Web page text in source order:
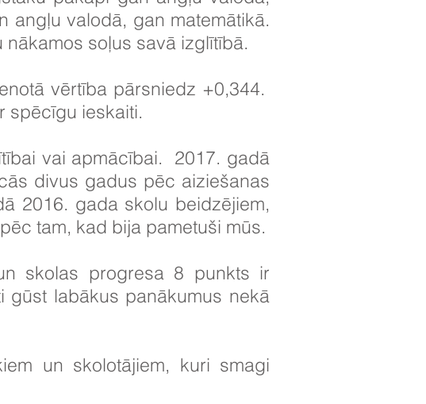
angļu valodā, gan matemātikā.
soļus savā izglītībā.
vērtība pārsniedz +0,344.
spēcīgu ieskaiti.
vai apmācībai.
2017. gadā
divus gadus pēc aiziešanas
2016. gada skolu beidzējiem,
tam, kad bija pametuši mūs.
skolas progresa 8 punkts ir
gūst labākus panākumus nekā
un skolotājiem, kuri smagi